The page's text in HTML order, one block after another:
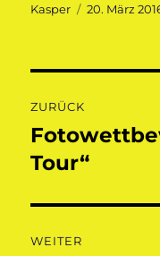
Autor
Kasper 20. März
ZURÜCK
Vorheriger
Beitrag:
Tour“
WEITER